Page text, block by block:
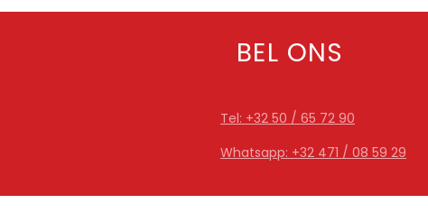
BEL ONS
Tel: +32 50 / 65 72 90
Whatsapp: +32 471 / 08 59 29